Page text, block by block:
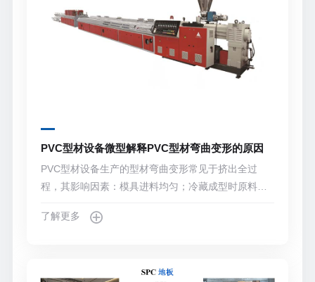
PVC型材设备微型解释PVC型材弯曲变形的原因
PVC型材设备生产的型材弯曲变形常见于挤出全过
程，其影响因素：模具进料均匀；冷藏成型时原料未
了解更多